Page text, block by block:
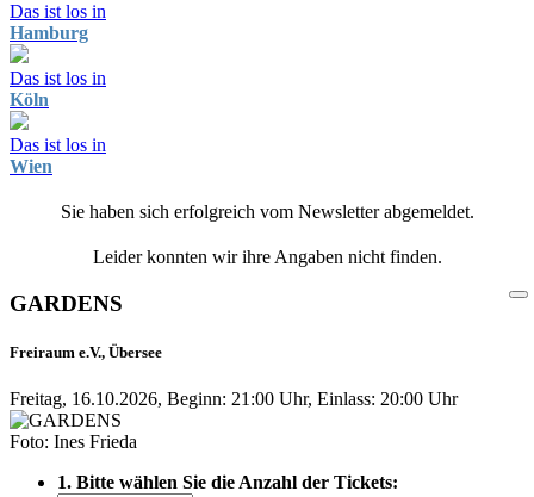
Das ist los in
Hamburg
Das ist los in
Köln
Das ist los in
Wien
Sie haben sich erfolgreich vom Newsletter abgemeldet.
Leider konnten wir ihre Angaben nicht finden.
GARDENS
Freiraum e.V., Übersee
Freitag, 16.10.2026, Beginn: 21:00 Uhr, Einlass: 20:00 Uhr
Foto: Ines Frieda
1. Bitte wählen Sie die Anzahl der Tickets: